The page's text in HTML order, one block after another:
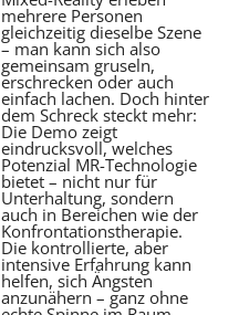
mehrere Personen
gleichzeitig dieselbe Szene
– man kann sich also
gemeinsam gruseln,
erschrecken oder auch
einfach lachen. Doch hinter
dem Schreck steckt mehr:
Die Demo zeigt
eindrucksvoll, welches
Potenzial MR-Technologie
bietet – nicht nur für
Unterhaltung, sondern
auch in Bereichen wie der
Konfrontationstherapie.
Die kontrollierte, aber
intensive Erfahrung kann
helfen, sich Ängsten
anzunähern – ganz ohne